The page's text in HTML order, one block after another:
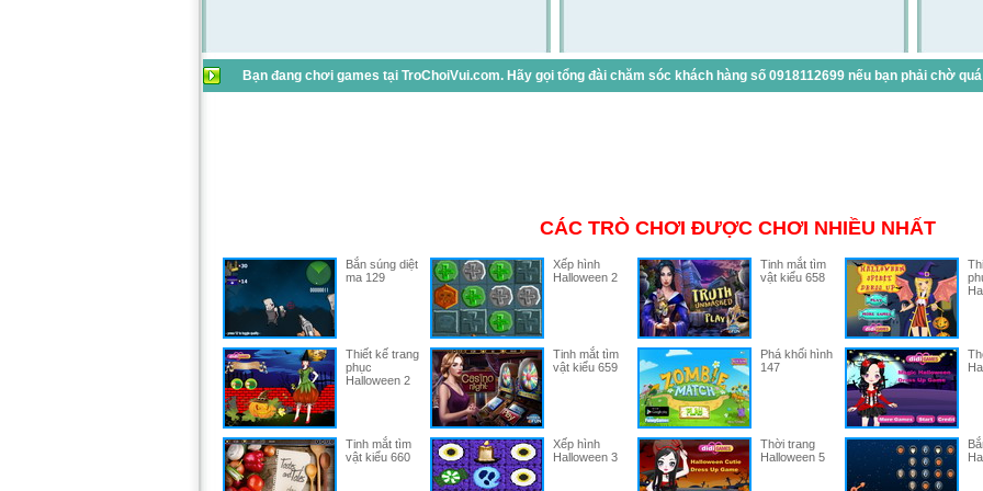
Bạn đang chơi games tại TroChoiVui.com. Hãy gọi tổng đài chăm sóc khách hàng số 0918112699 nếu bạn phải chờ
CÁC TRÒ CHƠI ĐƯỢC CHƠI NHIỀU NHẤT
Bắn súng diệt
ma 129
Xếp hình
Halloween 2
Tinh mắt tìm
vật kiểu 658
Thiết kế trang
phục
Halloween 2
Tinh mắt tìm
vật kiểu 659
Phá khối hình
147
Tinh mắt tìm
vật kiểu 660
Xếp hình
Halloween 3
Thời trang
Halloween 5